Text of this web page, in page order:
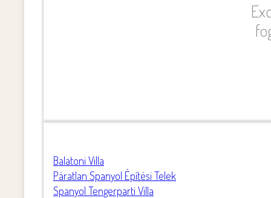
Balatoni Villa
Páratlan Spanyol Építési Telek
Spanyol Tengerparti Villa